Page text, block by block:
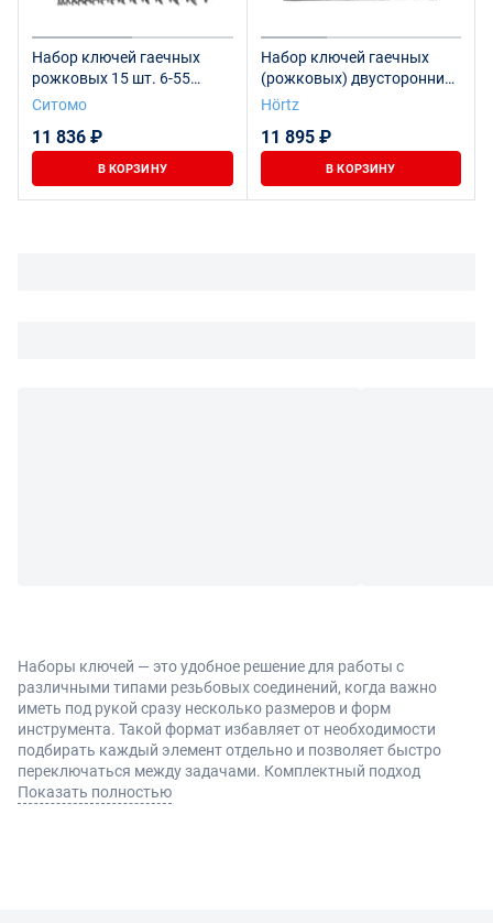
Набор ключей гаечных
рожковых 15 шт. 6-55
SITOMO
Ситомо
11 836 ₽
В КОРЗИНУ
Набор ключей гаечных
(рожковых) двусторонних
15шт. (6-55)
Hörtz
11 895 ₽
В КОРЗИНУ
Наборы ключей — это удобное решение для работы с
различными типами резьбовых соединений, когда важно
иметь под рукой сразу несколько размеров и форм
инструмента. Такой формат избавляет от необходимости
подбирать каждый элемент отдельно и позволяет быстро
переключаться между задачами. Комплектный подход
особенно ценится в профессиональной среде, где скорость
Показать полностью